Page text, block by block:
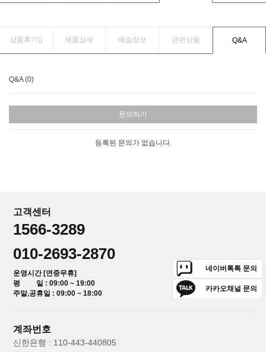
상품후기() 제품상세 배송정보 관련상품 Q&A
Q&A (0)
문의하기
등록된 문의가 없습니다.
고객센터
1566-3289
010-2693-2870
운영시간 [연중무휴]
평 일 : 09:00 ~ 19:00
주말,공휴일 : 09:00 ~ 18:00
네이버톡톡 문의
카카오채널 문의
계좌번호
신한은행 : 110-443-440805